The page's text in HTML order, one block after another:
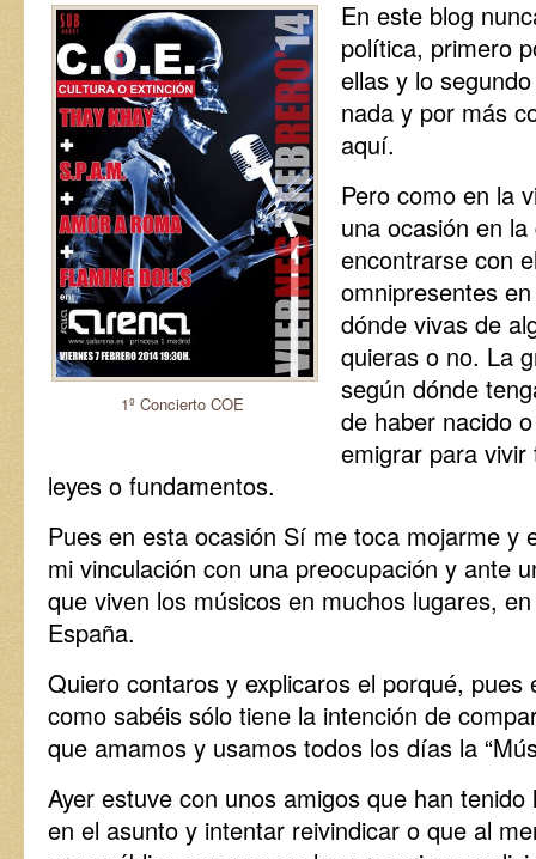
1º Concierto COE
En este blog
política, primero
ellas y lo
nada y por más
aquí.
Pero como en la
una ocasión en
encontrarse con
omnipresentes
dónde vivas de
quieras o no. La
según dónde
de haber nacido
emigrar para
leyes o fundamentos.
Pues en esta ocasión Sí me toca mojarme y
mi vinculación con una preocupación y ante
que viven los músicos en muchos lugares,
España.
Quiero contaros y explicaros el porqué, pues
como sabéis sólo tiene la intención de
que amamos y usamos todos los días la
Ayer estuve con unos amigos que han
en el asunto y intentar reivindicar o que al